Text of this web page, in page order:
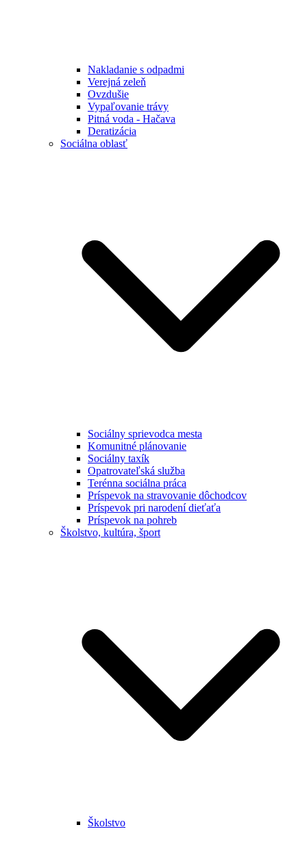
Nakladanie s odpadmi
Verejná zeleň
Ovzdušie
Vypaľovanie trávy
Pitná voda - Hačava
Deratizácia
Sociálna oblasť
Sociálny sprievodca mesta
Komunitné plánovanie
Sociálny taxík
Opatrovateľská služba
Terénna sociálna práca
Príspevok na stravovanie dôchodcov
Príspevok pri narodení dieťaťa
Príspevok na pohreb
Školstvo, kultúra, šport
Školstvo